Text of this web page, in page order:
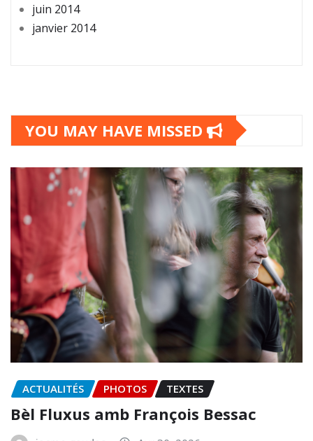
juin 2014
janvier 2014
YOU MAY HAVE MISSED
ACTUALITÉS PHOTOS TEXTES
Bèl Fluxus amb François Bessac